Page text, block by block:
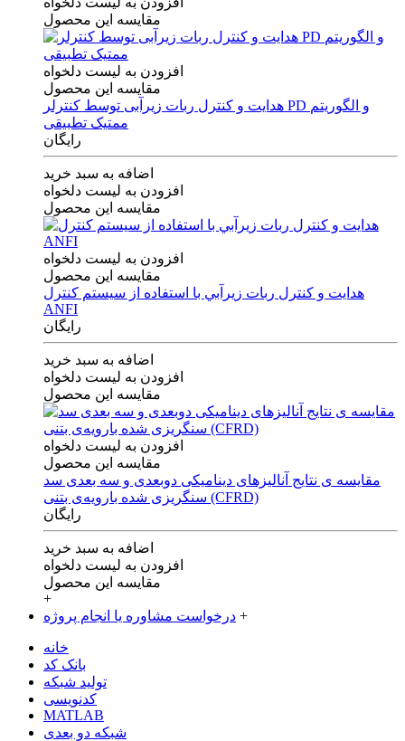
مقایسه این محصول
افزودن به لیست دلخواه
مقایسه این محصول
هدایت و کنترل ربات زیرآبی توسط کنترلر PD و الگوریتم
ممتیک تطبیقی
رایگان
اضافه به سبد خرید
افزودن به لیست دلخواه
مقایسه این محصول
افزودن به لیست دلخواه
مقایسه این محصول
هدايت و كنترل ربات زيرآبي با استفاده از سيستم كنترل
ANFI
رایگان
اضافه به سبد خرید
افزودن به لیست دلخواه
مقایسه این محصول
افزودن به لیست دلخواه
مقایسه این محصول
مقایسه ی‌ نتایج آنالیزهای‌ دینامیکی‌ دوبعدی‌ و‌ سه بعدی‌ سد
سنگریزی‌ شده با‌رویه‌ی‌ بتنی‌ (CFRD)
رایگان
اضافه به سبد خرید
افزودن به لیست دلخواه
مقایسه این محصول
+
درخواست مشاوره یا انجام پروژه +
خانه
بانک کد
تولید شبکه
کدنویسی
MATLAB
شبکه دو بعدی